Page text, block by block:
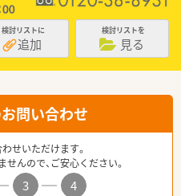
検討リストに
追加
検討リストを
見る
問い合わせ
せいただけます。
んので、ご安心ください。
3
4